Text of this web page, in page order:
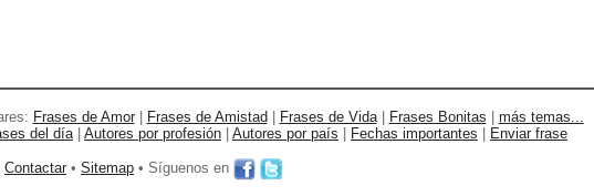
Frases de Amor| Frases de Amistad Frases de Vida| Frases Bonitas
más temas...
del día
Autores por profesión Autores por país Fechas importantes Enviar frase
Contactar • Sitemap • Síguenos en